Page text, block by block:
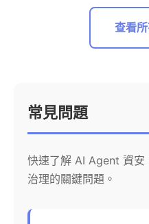
查看
常見問題
快速了解 AI Agent 資安
治理的關鍵問題。